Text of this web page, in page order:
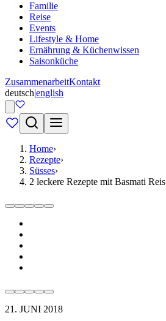
Familie
Reise
Events
Lifestyle & Home
Ernährung & Küchenwissen
Saisonküche
ZusammenarbeitKontakt
deutsch|english
Home›
Rezepte›
Süsses›
2 leckere Rezepte mit Basmati Reis
21. JUNI 2018